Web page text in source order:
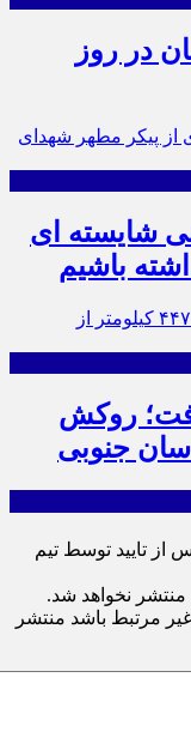
در روز
شایسته ای
باشیم
روکش
تایید توسط تیم
منتشر نخواهد شد.
مرتبط باشد منتشر